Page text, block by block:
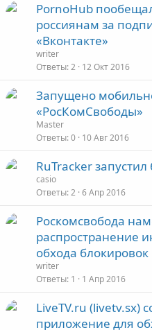
PornoHub
россиянам за
«Вконтакте»
writer
Ответы 2 12 Окт 2016
Запущено
«РосКомСвободы»
Master
Ответы 0 10 Авг 2016
RuTracker
casio
Ответы 2 6 Апр 2016
Роскомсвобода
распространение
обхода блокировок
writer
Ответы 1 1 Апр 2016
LiveTV.ru (livetv.sx)
приложение для